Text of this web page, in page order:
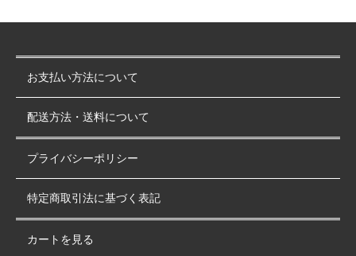
お支払い方法について
配送方法・送料について
プライバシーポリシー
特定商取引法に基づく表記
カートを見る